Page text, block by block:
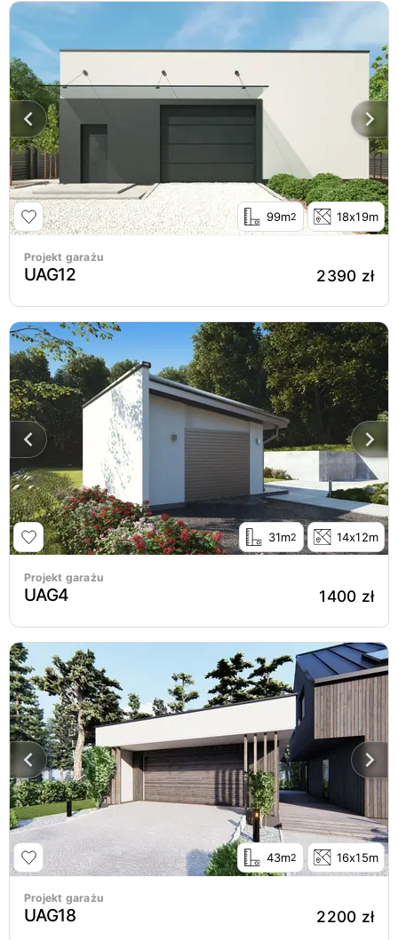
99m2 18x19m
Projekt garażu
UAG12 2390 zł
31m2 14x12m
Projekt garażu
UAG4 1400 zł
43m2 16x15m
Projekt garażu
UAG18 2200 zł